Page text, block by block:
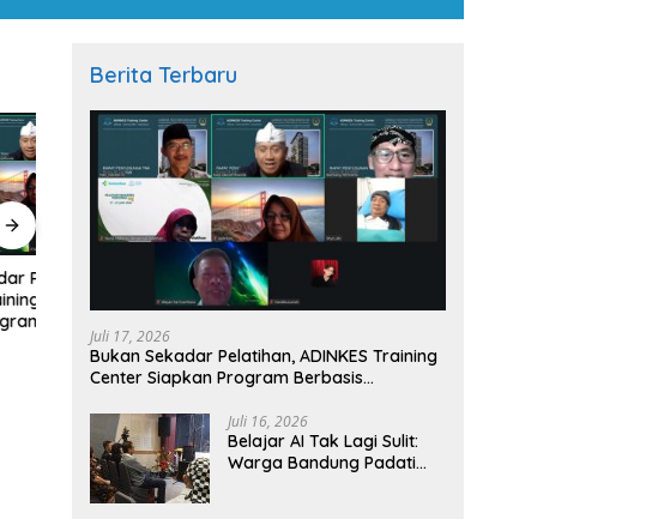
Belajar AI Tak Lagi Sulit: Warga
Bandung Padati Kelas Gratis
Berita Terbaru
Juli 17, 2026
Bukan Sekadar Pelatihan, ADINKES Training
Center Siapkan Program Berbasis
Juli 16, 2026
Belajar AI Tak Lagi Sulit:
Warga Bandung Padati